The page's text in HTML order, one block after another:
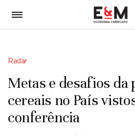
Radar
Metas e desafios da
cereais no País
conferência